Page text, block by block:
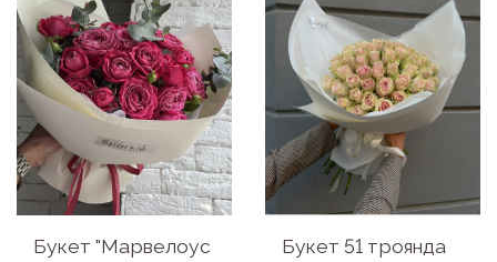
Букет "Марвелоус
Букет 51 троянда